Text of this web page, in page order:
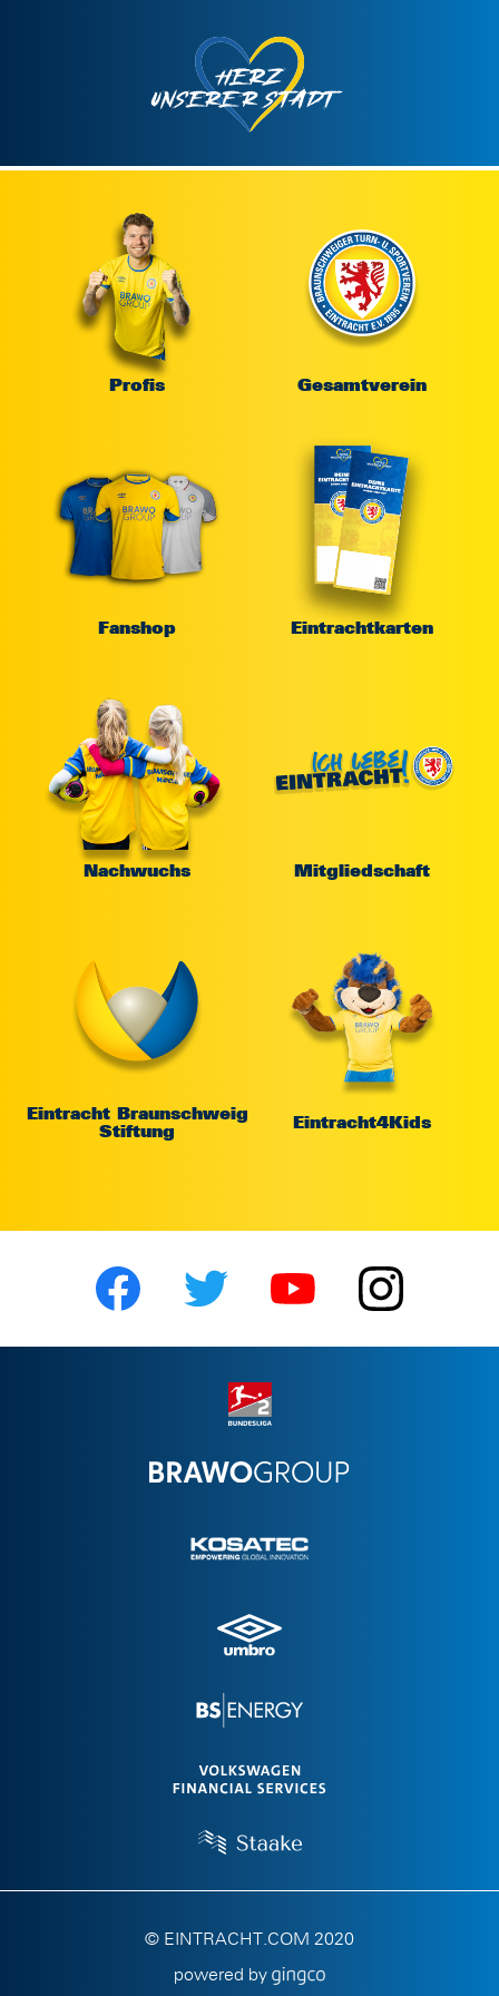
Profis Gesamtverein
Fanshop Eintrachtkarten
Nachwuchs Mitgliedschaft
Eintracht Braunschweig
Stiftung
Eintracht4Kids
© EINTRACHT.COM 2020
powered by